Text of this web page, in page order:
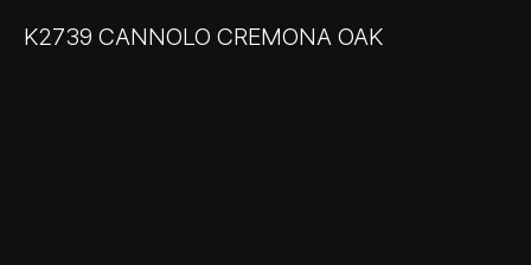
K2739 CANNOLO CREMONA OAK